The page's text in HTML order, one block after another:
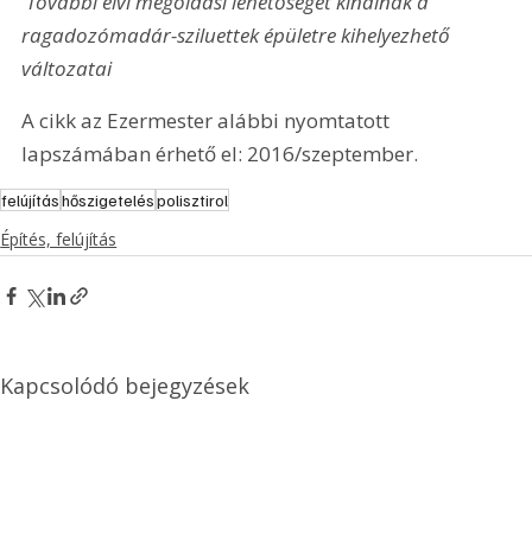
ragadozómadár-sziluettek épületre kihelyezhető
változatai
A cikk az Ezermester alábbi nyomtatott
lapszámában érhető el: 2016/szeptember.
felújításhőszigeteléspolisztirol
Építés, felújítás
Kapcsolódó bejegyzések